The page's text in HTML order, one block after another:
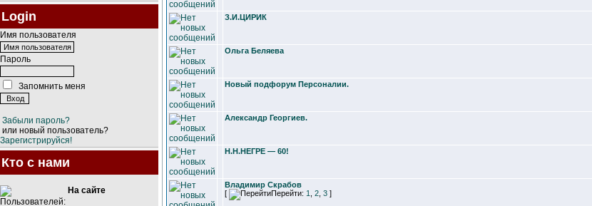
Login
Имя пользователя
Пароль
Запомнить меня
Забыли пароль?
или новый пользователь?
Зарегистрируйся!
Кто с нами
На сайте
З.И.ЦИРИК
Ольга Беляева
Новый подфорум Персоналии.
Александр Георгиев.
Н.Н.НЕГРЕ — 60!
Владимир Скрабов
[
Перейти: 1 2 3 ]